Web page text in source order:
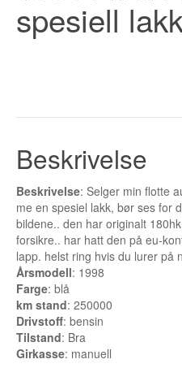
Motorsport
Akershus
Finnmark
Hedmark
Hordaland
Møre og Romsdal
Nord Trøndelag
Nordland
Rubrikk
spesiell
Beskrivelse
Beskrivelse: Selger min flotte
me en spesiel lakk, bør ses for
bildene.. den har originalt
forsikre.. har hatt den på eu-
lapp. helst ring hvis du lurer på
Årsmodell: 1998
Farge: blå
km stand: 250000
Drivstoff: bensin
Tilstand: Bra
Girkasse: manuell